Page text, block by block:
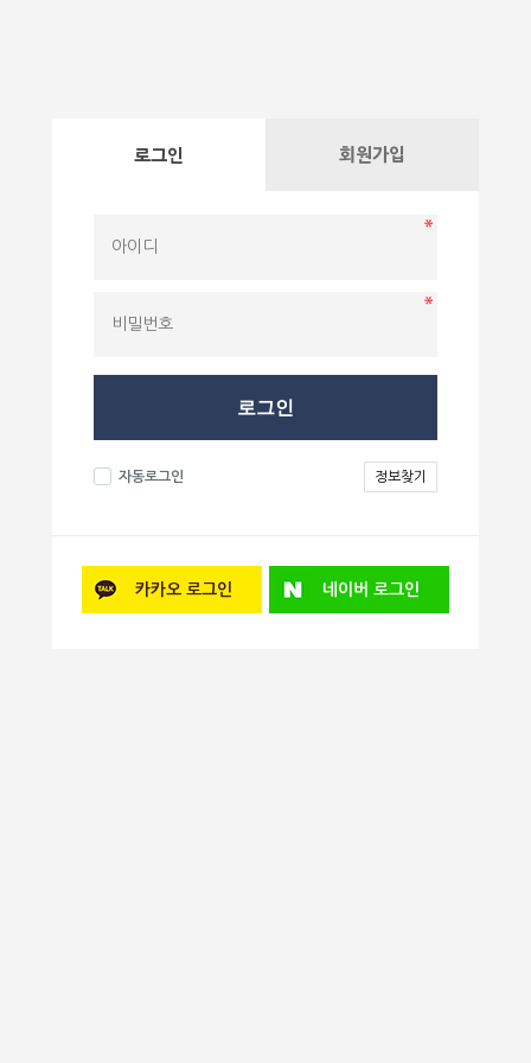
로그인 회원가입
로그인
자동로그인 정보찾기
카카오 로그인 네이버 로그인